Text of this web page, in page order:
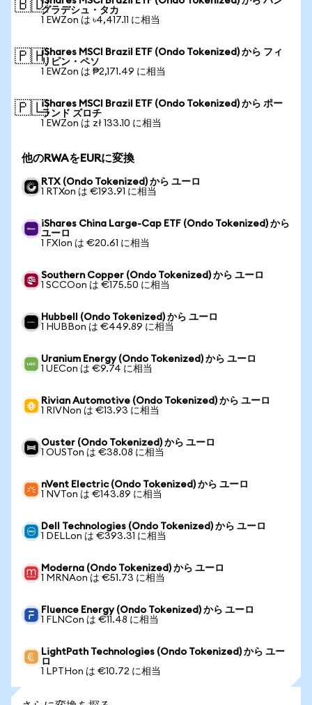
🇧🇩グラデシュ・タカ
1 EWZon は ৳4,417.11 に相当
🇵🇭iShares MSCI Brazil ETF (Ondo Tokenized) から フィ
リピン・ペソ
1 EWZon は ₱2,171.49 に相当
🇵🇱iShares MSCI Brazil ETF (Ondo Tokenized) から ポー
ランド ズロチ
1 EWZon は zł 133.10 に相当
他のRWAをEURに変換
RTX (Ondo Tokenized) から ユーロ
1 RTXon は €193.91 に相当
iShares China Large-Cap ETF (Ondo Tokenized) から
ユーロ
1 FXIon は €20.61 に相当
Southern Copper (Ondo Tokenized) から ユーロ
1 SCCOon は €175.50 に相当
Hubbell (Ondo Tokenized) から ユーロ
1 HUBBon は €449.89 に相当
Uranium Energy (Ondo Tokenized) から ユーロ
1 UECon は €9.74 に相当
Rivian Automotive (Ondo Tokenized) から ユーロ
1 RIVNon は €13.93 に相当
Ouster (Ondo Tokenized) から ユーロ
1 OUSTon は €38.08 に相当
nVent Electric (Ondo Tokenized) から ユーロ
1 NVTon は €143.89 に相当
Dell Technologies (Ondo Tokenized) から ユーロ
1 DELLon は €393.31 に相当
Moderna (Ondo Tokenized) から ユーロ
1 MRNAon は €51.73 に相当
Fluence Energy (Ondo Tokenized) から ユーロ
1 FLNCon は €11.48 に相当
LightPath Technologies (Ondo Tokenized) から ユー
ロ
1 LPTHon は €10.72 に相当